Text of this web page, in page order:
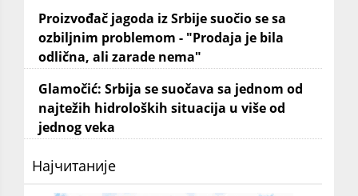
Proizvođač jagoda iz Srbije suočio se sa
ozbiljnim problemom - "Prodaja je bila
odlična, ali zarade nema"
Glamočić: Srbija se suočava sa jednom od
najtežih hidroloških situacija u više od
jednog veka
Најчитаније